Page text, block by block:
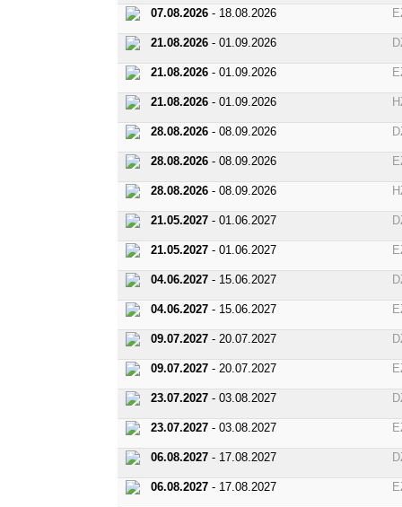
07.08.2026- 18.08.2026
21.08.2026- 01.09.2026
21.08.2026- 01.09.2026
21.08.2026- 01.09.2026
28.08.2026- 08.09.2026
28.08.2026- 08.09.2026
28.08.2026- 08.09.2026
21.05.2027- 01.06.2027
21.05.2027- 01.06.2027
04.06.2027- 15.06.2027
04.06.2027- 15.06.2027
09.07.2027- 20.07.2027
09.07.2027- 20.07.2027
23.07.2027- 03.08.2027
23.07.2027- 03.08.2027
06.08.2027- 17.08.2027
06.08.2027- 17.08.2027